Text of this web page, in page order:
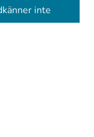
inte